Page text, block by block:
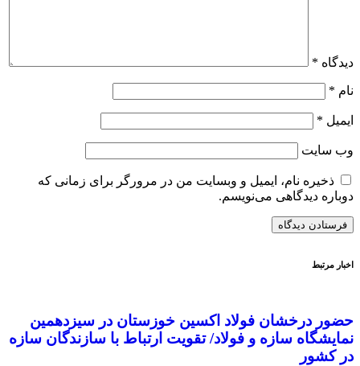
دیدگاه *
نام *
ایمیل *
وب‌ سایت
ذخیره نام، ایمیل و وبسایت من در مرورگر برای زمانی که
دوباره دیدگاهی می‌نویسم.
اخبار مرتبط
حضور درخشان فولاد اکسین خوزستان در سیزدهمین
نمایشگاه سازه و فولاد/ تقویت ارتباط با سازندگان سازه
در کشور